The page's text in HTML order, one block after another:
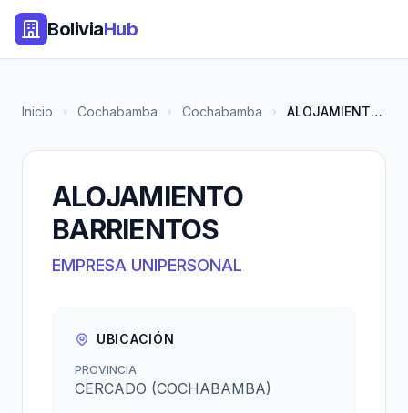
BoliviaHub
Inicio Cochabamba Cochabamba ALOJAMIENTO BARRIENTOS
ALOJAMIENTO
BARRIENTOS
EMPRESA UNIPERSONAL
UBICACIÓN
PROVINCIA
CERCADO (COCHABAMBA)